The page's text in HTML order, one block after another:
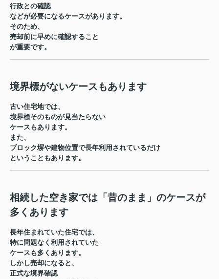
行政との確認
などが必要になるケースがあります。
そのため、
売却前に早めに確認すること
が重要です。
境界標がないケースもあります
古い住宅地では、
境界標そのものが見当たらない
ケースもあります。
また、
ブロック塀や建物位置で長年利用されているだけ
ということもあります。
相続した空き家では「昔のまま」のケースが
多くあります
長年住まれていた住宅では、
特に問題なく利用されていた
ケースも多くあります。
しかし売却になると、
正式な境界確認